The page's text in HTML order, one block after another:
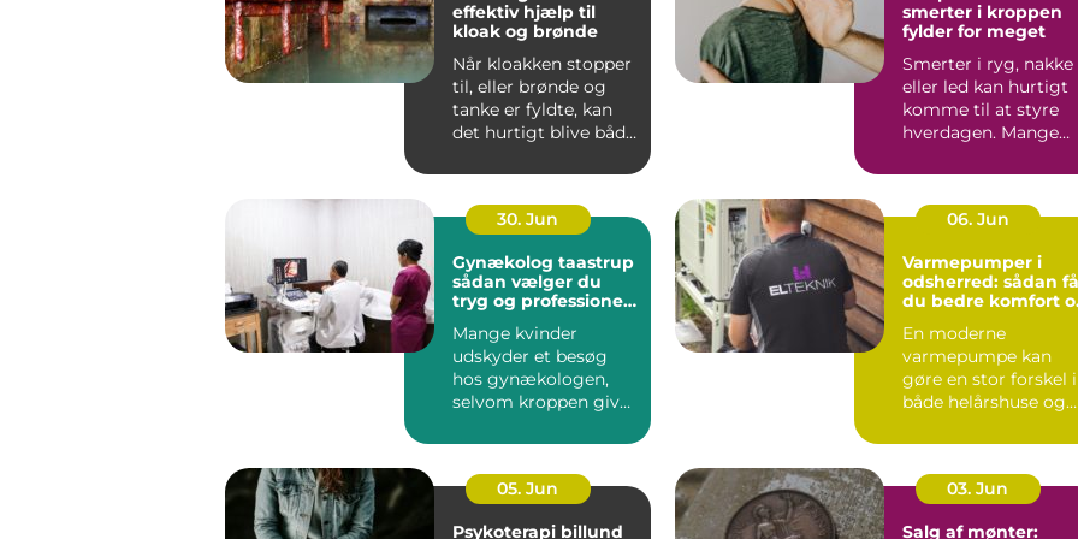
effektiv hjælp til
kloak og brønde
Når kloakken stopper
til, eller brønde og
tanke er fyldte, kan
det hurtigt blive både
smerter i kroppen
fylder for meget
Smerter i ryg, nakke
eller led kan hurtigt
komme til at styre
hverdagen. Mange
30. Jun
Gynækolog taastrup
sådan vælger du
tryg og professionel
Mange kvinder
udskyder et besøg
hos gynækologen,
selvom kroppen giver
noget er...
06. Jun
Varmepumper i
odsherred: sådan
du bedre komfort
En moderne
varmepumpe kan
gøre en stor forskel i
både helårshuse og
Odsherred. Mange
væ...
05. Jun
Psykoterapi billund
03. Jun
Salg af mønter: